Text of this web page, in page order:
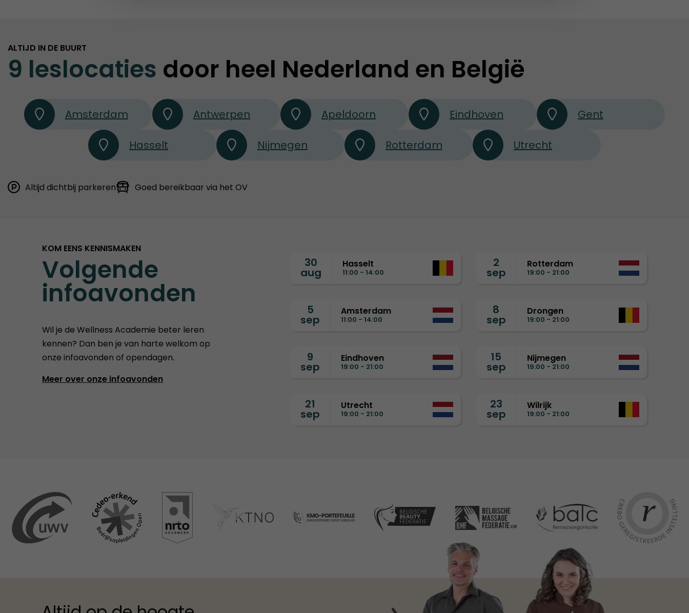
ALTIJD IN DE BUURT
9 leslocaties door heel Nederland en België
Amsterdam Antwerpen Apeldoorn Eindhoven Gent
Hasselt Nijmegen Rotterdam Utrecht
Altijd dichtbij parkeren Goed bereikbaar via het OV
KOM EENS KENNISMAKEN
Volgende
infoavonden
Wil je de Wellness Academie beter leren
kennen? Dan ben je van harte welkom op
onze infoavonden of opendagen.
Meer over onze infoavonden
30
aug
Hasselt
11:00 - 14:00
2
sep
Rotterdam
19:00 - 21:00
5
sep
Amsterdam
11:00 - 14:00
8
sep
Drongen
19:00 - 21:00
9
sep
Eindhoven
19:00 - 21:00
15
sep
Nijmegen
19:00 - 21:00
21
sep
Utrecht
19:00 - 21:00
23
sep
Wilrijk
19:00 - 21:00